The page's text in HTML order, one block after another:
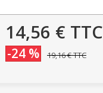
14,56 € TTC
-24 % 19,16 €TTC